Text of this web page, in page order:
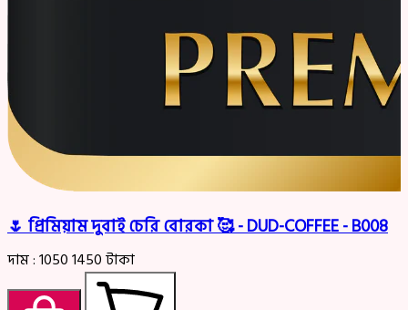
🌷 প্রিমিয়াম দুবাই চেরি বোরকা 🥰 - DUD-COFFEE - B008
দাম :10501450টাকা